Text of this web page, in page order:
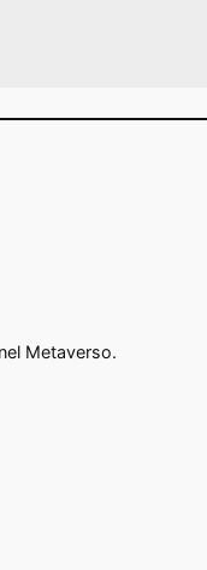
Metaverso.